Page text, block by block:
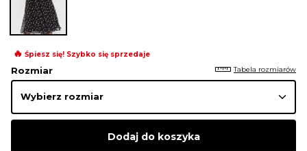
🔥 Śpiesz się! Szybko się sprzedaje
Rozmiar Tabela rozmiarów
Dodaj do koszyka